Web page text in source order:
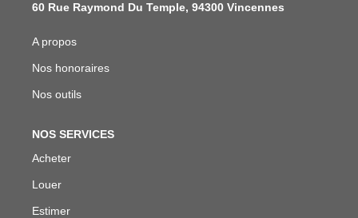
60 Rue Raymond Du Temple, 94300 Vincennes
A propos
Nos honoraires
Nos outils
NOS SERVICES
Acheter
Louer
Estimer